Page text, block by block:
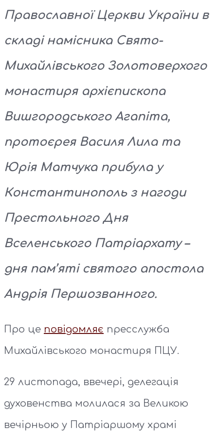
Православної Церкви України в
складі намісника Свято-
Михайлівського Золотоверхого
монастиря архієпископа
Вишгородського Агапіта,
протоєрея Василя Лила та
Юрія Матчука прибула у
Константинополь з нагоди
Престольного Дня
Вселенського Патріархату –
дня пам’яті святого апостола
Андрія Першозванного.
Про це повідомляє пресслужба
Михайлівського монастиря ПЦУ.
29 листопада, ввечері, делегація
духовенства молилася за Великою
вечірньою у Патріаршому храмі